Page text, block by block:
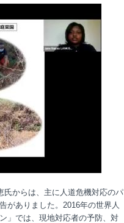
からは、主に人道危機対応のパ
がありました。 2016年の世界人
」では、現地対応者の予防、対